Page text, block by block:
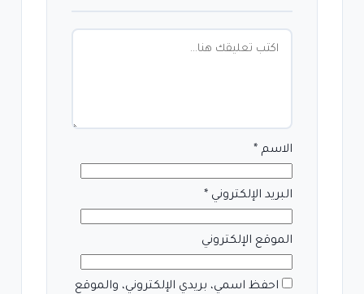
الاسم *
البريد الإلكتروني *
الموقع الإلكتروني
احفظ اسمي، بريدي الإلكتروني، والموقع